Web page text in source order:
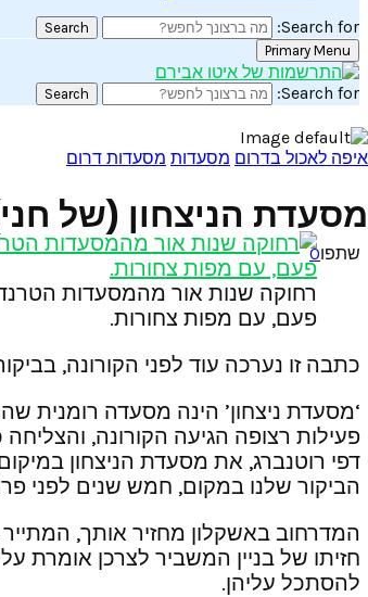
Search for:
Search
Primary Menu
Search for:
Search
איפה לאכול בדרום מסעדות מסעדות דרום
מסעדת הניצחון (של
שתפו0
רחוקה שנות אור מהמסעדות
פעם, עם מפות צחורות.
כתבה זו נערכה עוד לפני הקורונה,
‘מסעדת ניצחון’ הינה מסעדה רומנית
פעילות רצופה הגיעה הקורונה,
הביקור שלנו במקום, חמש שנים לפני
המדרחוב באשקלון מחזיר אותך,
חזיתו של בניין המשביר לצרכן אומרת
להסתכל עליהן.